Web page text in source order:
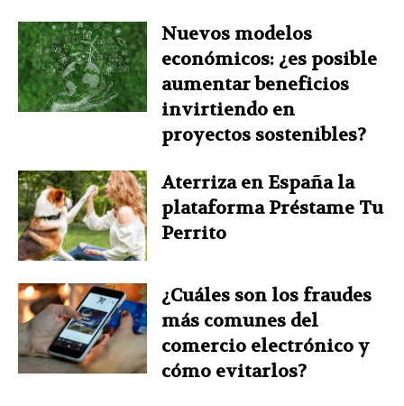
Nuevos modelos
económicos: ¿es posible
aumentar beneficios
invirtiendo en
proyectos sostenibles?
Aterriza en España la
plataforma Préstame Tu
Perrito
¿Cuáles son los fraudes
más comunes del
comercio electrónico y
cómo evitarlos?